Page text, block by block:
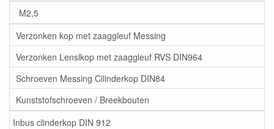
M2,5
Verzonken kop met zaaggleuf Messing
Verzonken Lenslkop met zaaggleuf RVS DIN964
Schroeven Messing Cilinderkop DIN84
Kunststofschroeven / Breekbouten
Inbus clinderkop DIN 912